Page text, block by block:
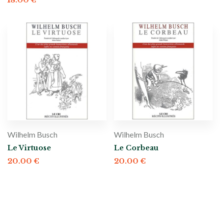
Wilhelm Busch
Le Virtuose
20.00 €
Wilhelm Busch
Le Corbeau
20.00 €